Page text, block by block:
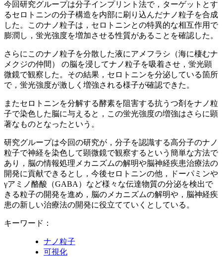
今回研究グループは分子インプリント法で，ターゲットとす
るセロトニンの分子構造を内部に刷り込んだナノ粒子を合成
した。このナノ粒子は，セロトニンとの特異的な相互作用で
膨潤し，蛍光強度を増加させる性質があることを確認した。
さらにこのナノ粒子を分散した液にアメフラシ（海に棲むナ
メクジの仲間） の脳を浸してナノ粒子を吸着させ，蛍光顕
微鏡で観察した。その結果，セロトニンを分泌している箇所
で，蛍光強度が激しく増強される様子が確認できた。
またセロトニンを分解する酵素を阻害する抗うつ剤をナノ粒
子で染色した脳に与えると，この蛍光強度の増強はさらに顕
著なものとなったという。
研究グループは今回の研究が，分子を認識する高分子のナノ
粒子で神経を染色して顕微鏡で観察するという簡単な方法で
あり，脳の情報処理メカニズムの解明や脳神経疾患治療法の
開発に貢献できるとし，今後セロトニンの他，ドーパミンや
γアミノ酪酸（GABA）など様々な伝達物質の分泌を検出で
きる粒子の開発を進め，脳のメカニズムの解明や，脳神経疾
患の新しい治療法の開発に役立てていくとしている。
キーワード：
ナノ粒子
可視化